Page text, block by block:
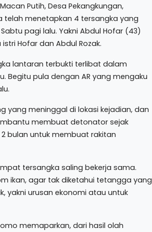
Putih, Desa Pekangkungan,
telah menetapkan 4 tersangka yang
pagi lalu. Yakni Abdul Hofar (43)
Hofar dan Abdul Rozak.
lantaran terbukti terlibat dalam
Begitu pula dengan AR yang mengaku
yang meninggal di lokasi kejadian, dan
membuat detonator sejak
bulan untuk membuat rakitan
tersangka saling bekerja sama.
ikan, agar tak diketahui tetangga yang
yakni urusan ekonomi atau untuk
memaparkan, dari hasil olah